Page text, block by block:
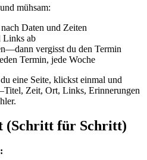
mühsam:
Daten und Zeiten
Links ab
vergisst du den Termin
Termin, jede Woche
eine Seite, klickst einmal und
Zeit, Ort, Links, Erinnerungen
(Schritt für Schritt)